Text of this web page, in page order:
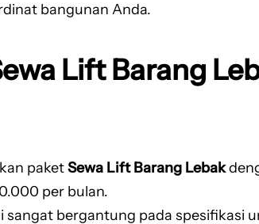
bangunan Anda.
Lift Barang
paketSewa Lift Barang Lebak
per bulan.
sangat bergantung pada spesifikasi